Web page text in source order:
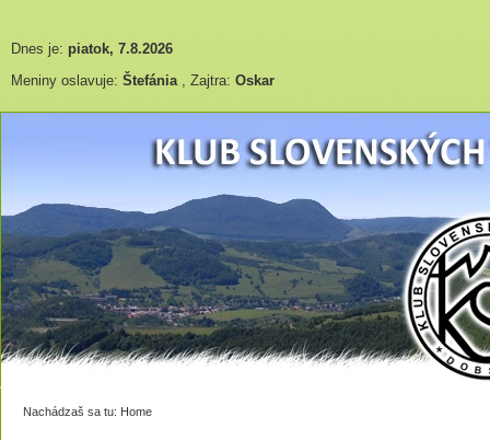
Dnes je: piatok, 7.8.2026
Meniny oslavuje: Štefánia, Zajtra: Oskar
Nachádzaš sa tu: Home